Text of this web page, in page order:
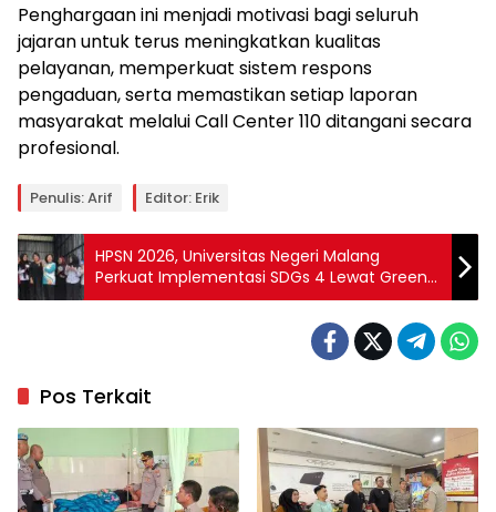
Penghargaan ini menjadi motivasi bagi seluruh
jajaran untuk terus meningkatkan kualitas
pelayanan, memperkuat sistem respons
pengaduan, serta memastikan setiap laporan
masyarakat melalui Call Center 110 ditangani secara
profesional.
Penulis: Arif Editor: Erik
HPSN 2026, Universitas Negeri Malang
Perkuat Implementasi SDGs 4 Lewat Green
Education di TPST
Pos Terkait